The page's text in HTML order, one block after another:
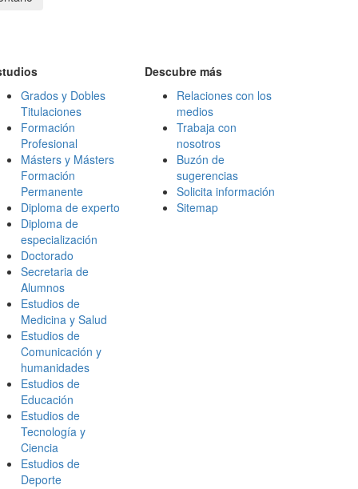
Grados y Dobles
Titulaciones
Formación
Profesional
Másters y Másters
Formación
Permanente
Diploma de experto
Diploma de
especialización
Doctorado
Secretaria de
Alumnos
Estudios de
Medicina y Salud
Estudios de
Comunicación y
humanidades
Estudios de
Educación
Estudios de
Tecnología y
Ciencia
Estudios de
Deporte
Descubre más
Relaciones con los
medios
Trabaja con
nosotros
Buzón de
sugerencias
Solicita información
Sitemap